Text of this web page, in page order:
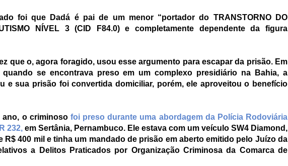
foi que Dadá é pai de um menor “portador do TRANSTORNO DO
NÍVEL 3 (CID F84.0) e completamente dependente da figura
que o, agora foragido, usou esse argumento para escapar da prisão. Em
quando se encontrava preso em um complexo presidiário na Bahia, a
e sua prisão foi convertida domiciliar, porém, ele aproveitou o benefício
ano, o criminoso foi preso durante uma abordagem da Polícia Rodoviária
232, em Sertânia, Pernambuco. Ele estava com um veículo SW4 Diamond,
R$ 400 mil e tinha um mandado de prisão em aberto emitido pelo Juízo da
a Delitos Praticados por Organização Criminosa da Comarca de